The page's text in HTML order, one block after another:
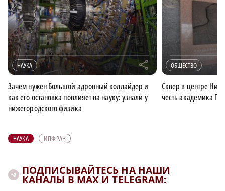
НАУКА r
Зачем нужен Большой адронный коллайдер и
как его остановка повлияет на науку: узнали у
нижегородского физика
ОБЩЕСТВО
Сквер в центре
честь академика
НАУКА ИПФ РАН
ПОДПИСЫВАЙТЕСЬ НА НАШИ
КАНАЛЫ В MAX И TELEGRAM: